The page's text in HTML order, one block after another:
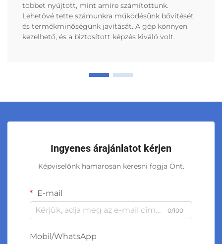
többet nyújtott, mint amire számítottunk.
Lehetővé tette számunkra működésünk bővítését
és termékminőségünk javítását. A gép könnyen
kezelhető, és a biztosított képzés kiváló volt.
Ingyenes árajánlatot kérjen
Képviselőnk hamarosan keresni fogja Önt.
E-mail
0/100
Mobil/WhatsApp